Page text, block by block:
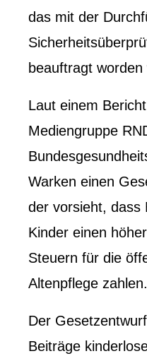
das mit der
beauftragt worden
Laut einem
Mediengruppe
Warken einen
der vorsieht, dass
Kinder einen
Steuern für die
Altenpflege zahlen.
Der
Beiträge